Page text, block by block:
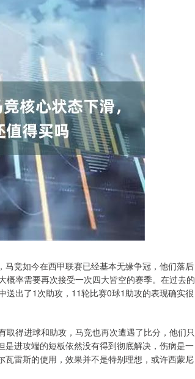
竞如今在西甲联赛已经基本无缘争冠，他们落后
率需要再次接受一次四大皆空的赛季。在过去的
送出了1次助攻，11轮比赛0球1助攻的表现确实很
得进球和助攻，马竞也再次遭遇了比分，他们只
进攻端的短板依然没有得到彻底解决，伤病是一
雷斯的使用，效果并不是特别理想，或许西蒙尼
沪深300 4694.44 43.13